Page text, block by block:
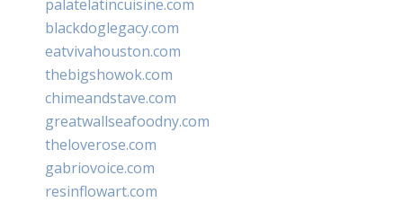
palatelatincuisine.com
blackdoglegacy.com
eatvivahouston.com
thebigshowok.com
chimeandstave.com
greatwallseafoodny.com
theloverose.com
gabriovoice.com
resinflowart.com